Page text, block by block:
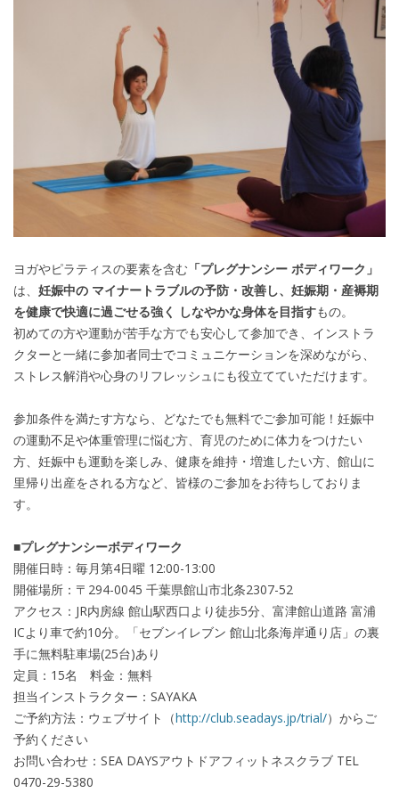
ヨガやピラティスの要素を含む 「プレグナンシー ボディワーク」
は、 妊娠中の マイナートラブルの予防・改善し、妊娠期・産褥期
を健康で快適に過ごせる強く しなやかな身体を目指すもの。
初めての方や運動が苦手な方でも安心して参加でき、インストラ
クターと一緒に参加者同士でコミュニケーションを深めながら、
ストレス解消や心身のリフレッシュにも役立てていただけます。
参加条件を満たす方なら、どなたでも無料でご参加可能！妊娠中
の運動不足や体重管理に悩む方、育児のために体力をつけたい
方、妊娠中も運動を楽しみ、健康を維持・増進したい方、館山に
里帰り出産をされる方など、皆様のご参加をお待ちしておりま
す。
■プレグナンシーボディワーク
開催日時：毎月第4日曜 12:00-13:00
開催場所：〒294-0045 千葉県館山市北条2307-52
アクセス：JR内房線 館山駅西口より徒歩5分、富津館山道路 富浦
ICより車で約10分。「セブンイレブン 館山北条海岸通り店」の裏
手に無料駐車場(25台)あり
定員：15名 料金：無料
担当インストラクター：SAYAKA
ご予約方法：ウェブサイト（http://club.seadays.jp/trial/）からご
予約ください
お問い合わせ：SEA DAYSアウトドアフィットネスクラブ TEL
0470-29-5380